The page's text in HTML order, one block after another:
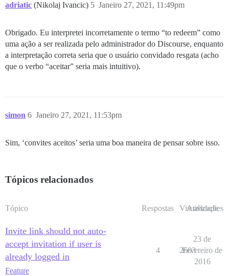
adriatic (Nikolaj Ivancic) Janeiro 27, 2021, 11:49pm
5
Obrigado. Eu interpretei incorretamente o termo “to redeem” como
uma ação a ser realizada pelo administrador do Discourse, enquanto
a interpretação correta seria que o usuário convidado resgata (acho
que o verbo “aceitar” seria mais intuitivo).
simon Janeiro 27, 2021, 11:53pm
6
Sim, ‘convites aceitos’ seria uma boa maneira de pensar sobre isso.
Tópicos relacionados
Tópico Respostas Visualizações
Atividade
Invite link should not auto-
accept invitation if user is
already logged in
Feature
4 2603
23 de
Fevereiro de
2016